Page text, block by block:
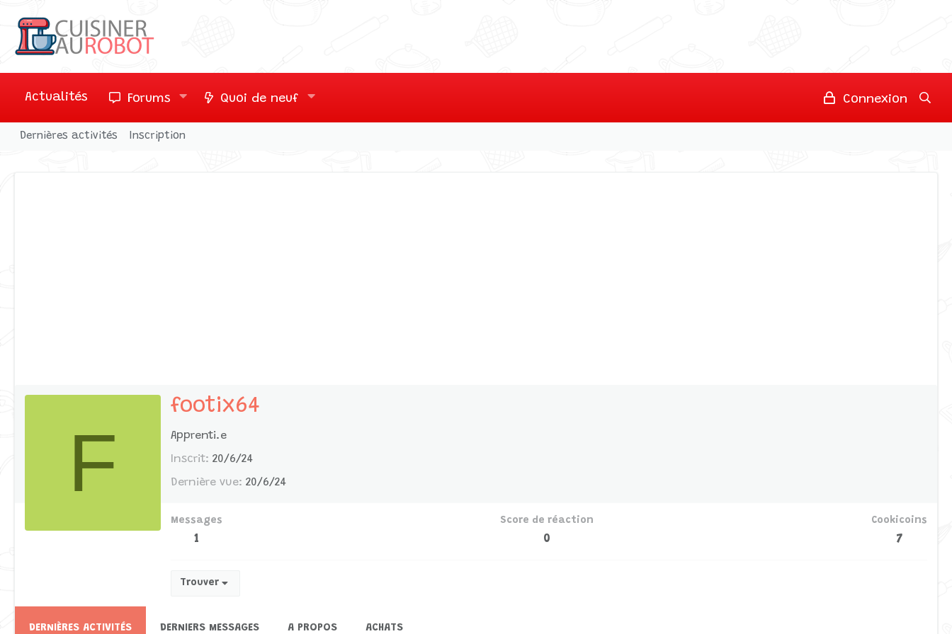
Actualités Forums Quoi de neuf Connexion
Dernières activités Inscription
F
footix64
Apprenti.e
Inscrit 20/6/24
Dernière vue 20/6/24
Messages
1
Score de réaction
0
Cookicoins
7
Trouver
DERNIÈRES ACTIVITÉS DERNIERS MESSAGES A PROPOS ACHATS